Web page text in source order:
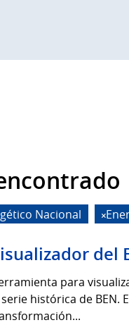
Nacional
del
para
histórica de BEN.